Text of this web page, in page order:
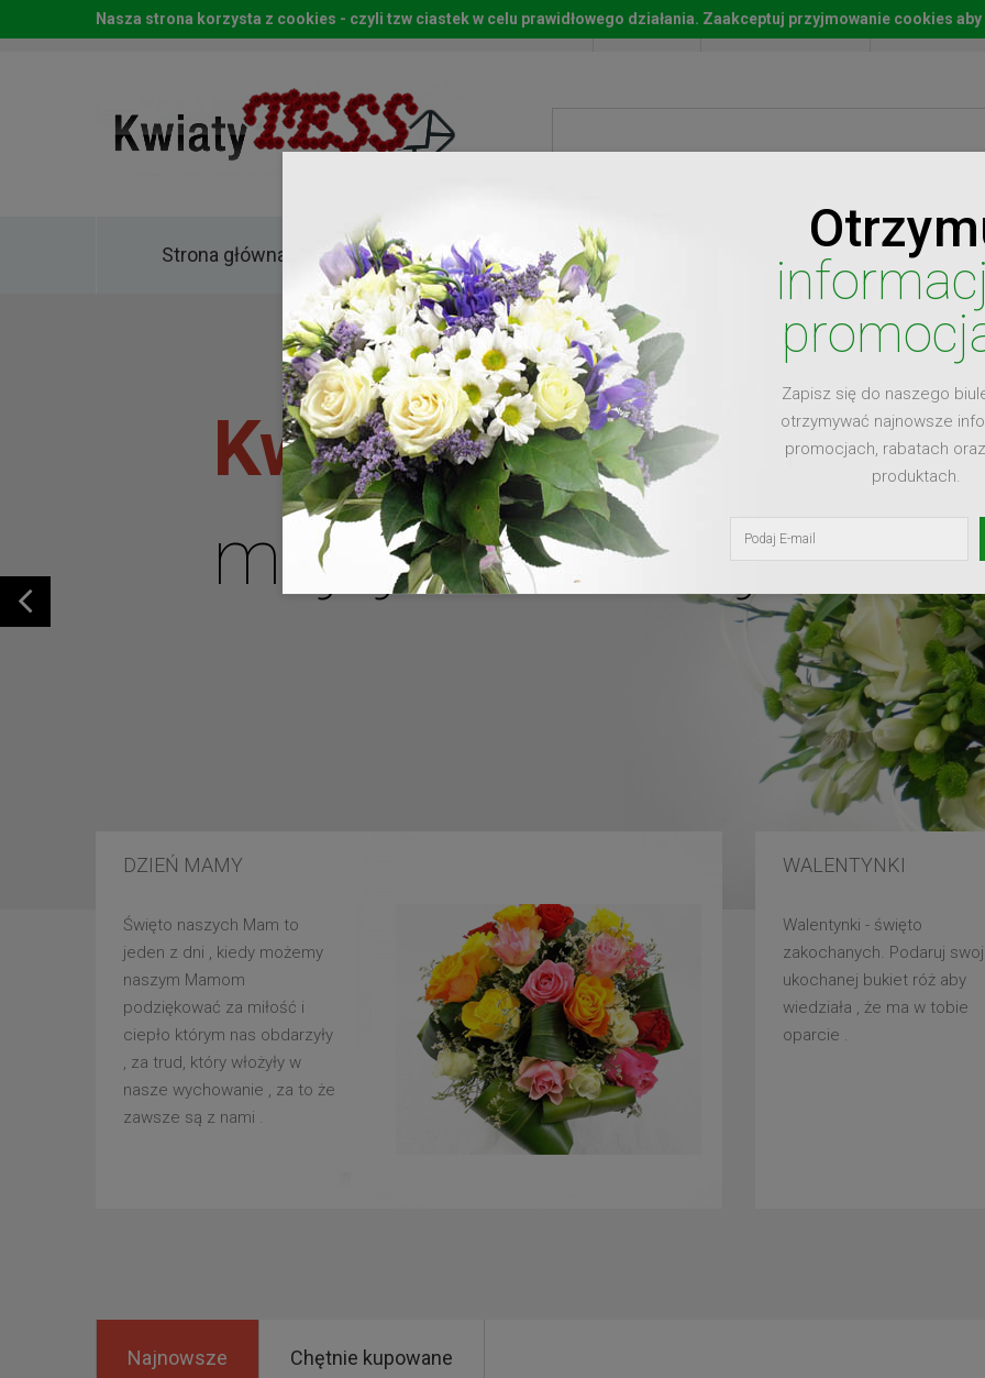
Start Moje konto Lista
Strona główna Kwiaty
Kwiaty dla
mojej ukochanej
DZIEŃ MAMY
Święto naszych Mam to
jeden z dni , kiedy możemy
naszym Mamom
podziękować za miłość i
ciepło którym nas obdarzyły
, za trud, który włożyły w
nasze wychowanie , za to że
zawsze są z nami .
WALENTYNKI
Walentynki - święto
zakochanych. Podaruj
ukochanej bukiet róż aby
wiedziała , że ma w tobie
oparcie .
Zapisz się do naszego
otrzymywać najnowsze
promocjach, rabatach
produktach.
Najnowsze Chętnie kupowane
Nasza strona korzysta z cookies - czyli tzw ciastek w celu prawidłowego działania. Zaakceptuj przyjmowanie cookies